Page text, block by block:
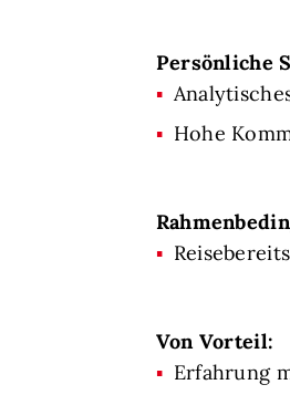
Persönliche
Hohe
Von Vorteil:
Erfahrung